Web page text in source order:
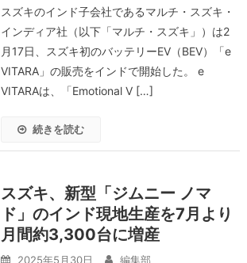
スズキのインド子会社であるマルチ・スズキ・
インディア社（以下「マルチ・スズキ」）は2
月17日、スズキ初のバッテリーEV（BEV）「e
VITARA」の販売をインドで開始した。 e
VITARAは、「Emotional V […]
続きを読む
スズキ、新型「ジムニー ノマ
ド」のインド現地生産を7月より
月間約3,300台に増産
2025年5月30日 編集部